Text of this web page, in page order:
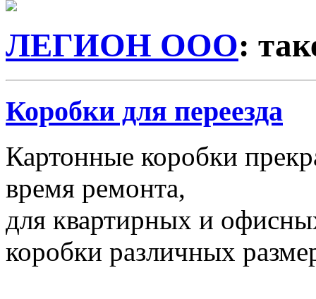
ЛЕГИОН ООО:
Коробки для переезда
Картонные коробки
время ремонта,
для квартирных и
коробки различных